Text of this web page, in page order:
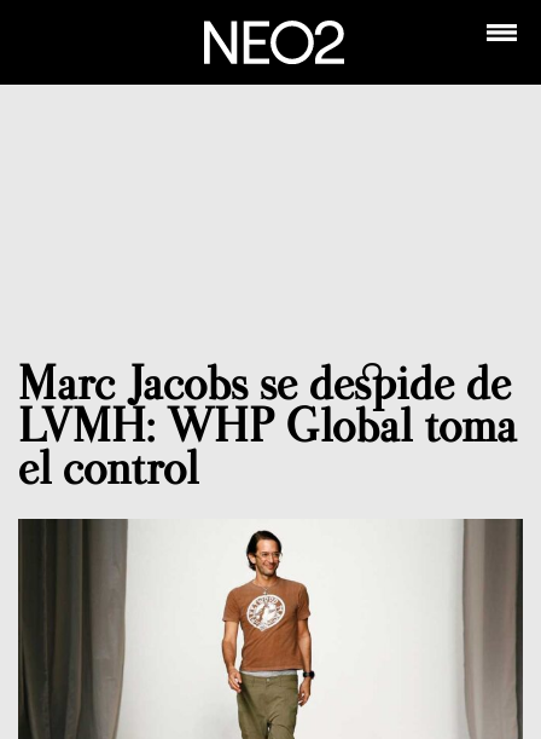
Marc Jacobs se despide de
LVMH: WHP Global toma
el control